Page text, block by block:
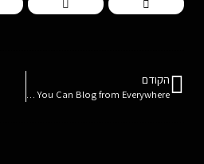
הקודם
Now You Can Blog from Everywhere!